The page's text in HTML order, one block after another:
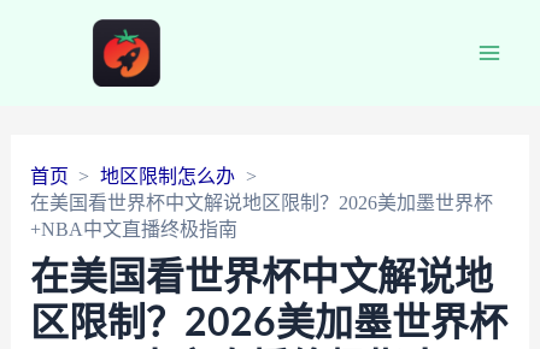
首页
地区限制怎么办
在美国看世界杯中文解说地区限制？2026美加墨世界杯
+NBA中文直播终极指南
在美国看世界杯中文解说地
区限制？2026美加墨世界杯